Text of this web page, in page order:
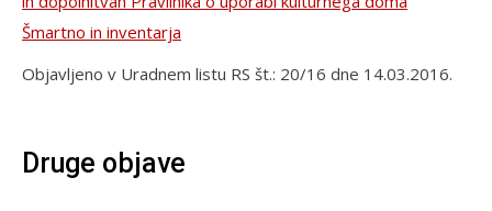
Šmartno in inventarja
Objavljeno v Uradnem listu RS št.: 20/16 dne 14.03.2016.
Druge objave